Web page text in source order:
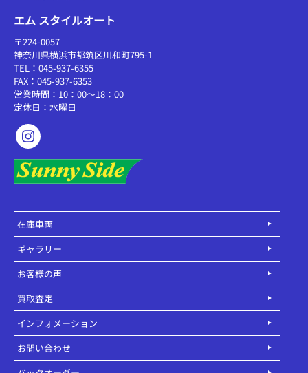
エム スタイルオート
〒224-0057
神奈川県横浜市都筑区川和町795-1
TEL：045-937-6355
FAX：045-937-6353
営業時間：10：00～18：00
定休日：水曜日
在庫車両
ギャラリー
お客様の声
買取査定
インフォメーション
お問い合わせ